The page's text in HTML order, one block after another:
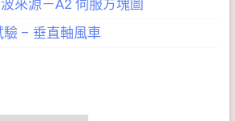
來源－A2 伺服方塊圖
– 垂直軸風車